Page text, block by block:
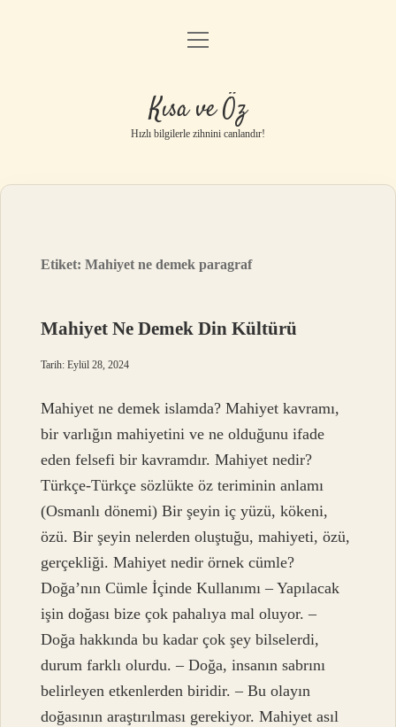
Anasayfa
Gizlilik Politikası
Yasal Uyarı
menüyü
Kısa ve Öz
Hızlı bilgilerle zihnini canlandır!
Etiket:Mahiyet ne demek paragraf
Mahiyet Ne Demek Din Kültürü
Tarih: Eylül 28, 2024
Mahiyet ne demek islamda? Mahiyet kavramı,
bir varlığın mahiyetini ve ne olduğunu ifade
eden felsefi bir kavramdır. Mahiyet nedir?
Türkçe-Türkçe sözlükte öz teriminin anlamı
(Osmanlı dönemi) Bir şeyin iç yüzü, kökeni,
özü. Bir şeyin nelerden oluştuğu, mahiyeti, özü,
gerçekliği. Mahiyet nedir örnek cümle?
Doğa’nın Cümle İçinde Kullanımı – Yapılacak
işin doğası bize çok pahalıya mal oluyor. –
Doğa hakkında bu kadar çok şey bilselerdi,
durum farklı olurdu. – Doğa, insanın sabrını
belirleyen etkenlerden biridir. – Bu olayın
doğasının araştırılması gerekiyor. Mahiyet asıl